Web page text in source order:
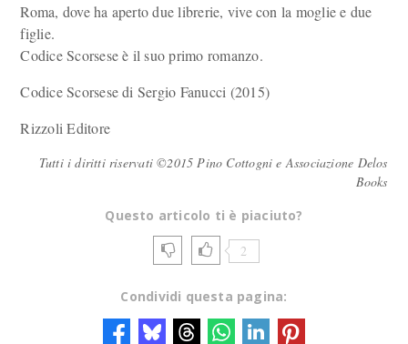
Roma, dove ha aperto due librerie, vive con la moglie e due
figlie.
Codice Scorsese è il suo primo romanzo.
Codice Scorsese di Sergio Fanucci (2015)
Rizzoli Editore
Tutti i diritti riservati ©2015 Pino Cottogni e Associazione Delos
Books
Questo articolo ti è piaciuto?
2
Condividi questa pagina: